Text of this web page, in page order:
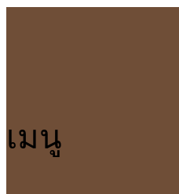
เมนู